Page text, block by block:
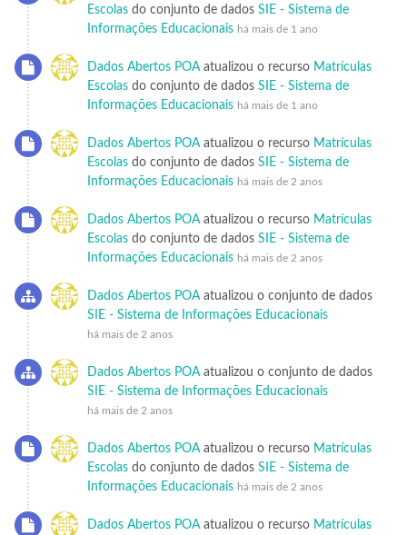
Escolas do conjunto de dados SIE - Sistema de
Informações Educacionais há mais de 1 ano
Dados Abertos POAatualizou o recurso Matrículas
Escolas do conjunto de dados SIE - Sistema de
Informações Educacionais há mais de 1 ano
Dados Abertos POAatualizou o recurso Matrículas
Escolas do conjunto de dados SIE - Sistema de
Informações Educacionais há mais de 2 anos
Dados Abertos POAatualizou o recurso Matrículas
Escolas do conjunto de dados SIE - Sistema de
Informações Educacionais há mais de 2 anos
Dados Abertos POAatualizou o conjunto de dados
SIE - Sistema de Informações Educacionais
há mais de 2 anos
Dados Abertos POAatualizou o conjunto de dados
SIE - Sistema de Informações Educacionais
há mais de 2 anos
Dados Abertos POAatualizou o recurso Matrículas
Escolas do conjunto de dados SIE - Sistema de
Informações Educacionais há mais de 2 anos
Dados Abertos POAatualizou o recurso Matrículas